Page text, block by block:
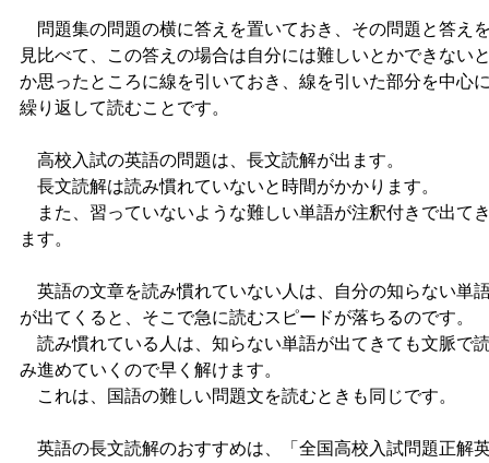
問題集の問題の横に答えを置いておき、その問題と答え
見比べて、この答えの場合は自分には難しいとかできない
か思ったところに線を引いておき、線を引いた部分を中心
繰り返して読むことです。
高校入試の英語の問題は、長文読解が出ます。
長文読解は読み慣れていないと時間がかかります。
また、習っていないような難しい単語が注釈付きで出て
ます。
英語の文章を読み慣れていない人は、自分の知らない単
が出てくると、そこで急に読むスピードが落ちるのです。
読み慣れている人は、知らない単語が出てきても文脈で
み進めていくので早く解けます。
これは、国語の難しい問題文を読むときも同じです。
英語の長文読解のおすすめは、「全国高校入試問題正解